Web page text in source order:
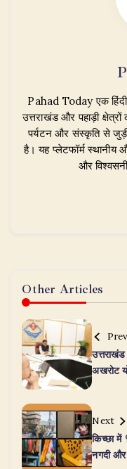
Pahad Today एक
उत्तराखंड और पहाड़ी क्षेत्रों
पर्यटन और संस्कृति से
है। यह प्लेटफॉर्म स्थानीय
और
Other Articles
अखरोट
Next
किच्छा
नगदी